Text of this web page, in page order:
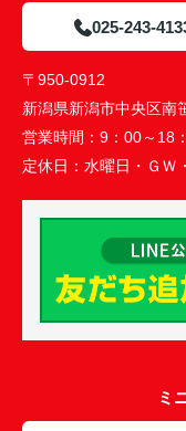
025-243-
〒950-0912
新潟県新潟市中央区南
営業時間： 9：00～18
定休日： 水曜日・ＧＷ
ミ